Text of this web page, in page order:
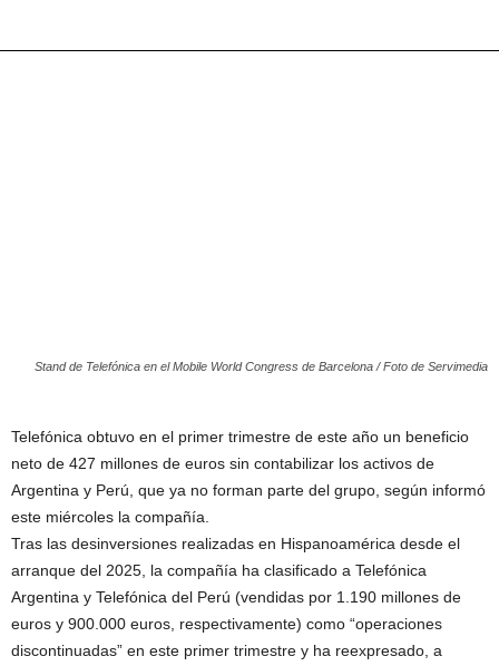
Stand de Telefónica en el Mobile World Congress de Barcelona / Foto de Servimedia
Telefónica obtuvo en el primer trimestre de este año un beneficio
neto de 427 millones de euros sin contabilizar los activos de
Argentina y Perú, que ya no forman parte del grupo, según informó
este miércoles la compañía.
Tras las desinversiones realizadas en Hispanoamérica desde el
arranque del 2025, la compañía ha clasificado a Telefónica
Argentina y Telefónica del Perú (vendidas por 1.190 millones de
euros y 900.000 euros, respectivamente) como “operaciones
discontinuadas” en este primer trimestre y ha reexpresado, a